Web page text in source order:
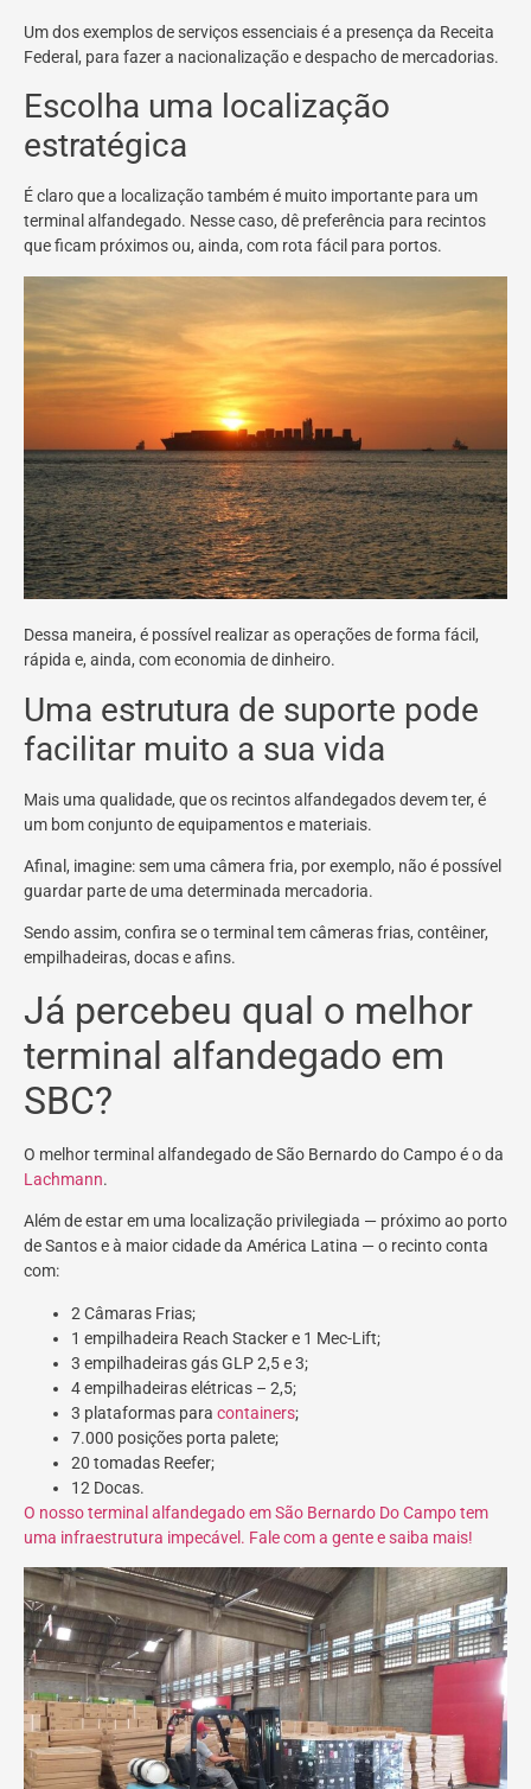
Um dos exemplos de serviços essenciais é a presença da Receita
Federal, para fazer a nacionalização e despacho de mercadorias.
Escolha uma localização
estratégica
É claro que a localização também é muito importante para um
terminal alfandegado. Nesse caso, dê preferência para recintos
que ficam próximos ou, ainda, com rota fácil para portos.
Dessa maneira, é possível realizar as operações de forma fácil,
rápida e, ainda, com economia de dinheiro.
Uma estrutura de suporte pode
facilitar muito a sua vida
Mais uma qualidade, que os recintos alfandegados devem ter, é
um bom conjunto de equipamentos e materiais.
Afinal, imagine: sem uma câmera fria, por exemplo, não é possível
guardar parte de uma determinada mercadoria.
Sendo assim, confira se o terminal tem câmeras frias, contêiner,
empilhadeiras, docas e afins.
Já percebeu qual o melhor
terminal alfandegado em
SBC?
O melhor terminal alfandegado de São Bernardo do Campo é o da
Lachmann.
Além de estar em uma localização privilegiada — próximo ao porto
de Santos e à maior cidade da América Latina — o recinto conta
com:
2 Câmaras Frias;
1 empilhadeira Reach Stacker e 1 Mec-Lift;
3 empilhadeiras gás GLP 2,5 e 3;
4 empilhadeiras elétricas – 2,5;
3 plataformas para containers;
7.000 posições porta palete;
20 tomadas Reefer;
12 Docas.
O nosso terminal alfandegado em São Bernardo Do Campo tem
uma infraestrutura impecável. Fale com a gente e saiba mais!